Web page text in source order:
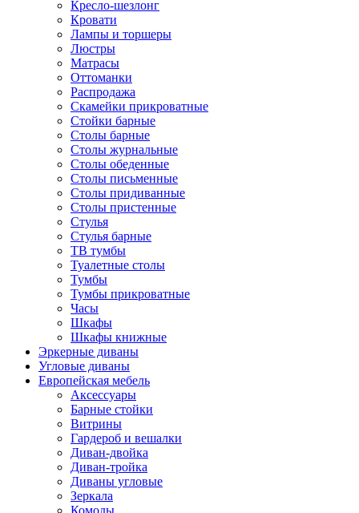
Кресло-шезлонг
Кровати
Лампы и торшеры
Люстры
Матрасы
Оттоманки
Распродажа
Скамейки прикроватные
Стойки барные
Столы барные
Столы журнальные
Столы обеденные
Столы письменные
Столы придиванные
Столы пристенные
Стулья
Стулья барные
ТВ тумбы
Туалетные столы
Тумбы
Тумбы прикроватные
Часы
Шкафы
Шкафы книжные
Эркерные диваны
Угловые диваны
Европейская мебель
Аксессуары
Барные стойки
Витрины
Гардероб и вешалки
Диван-двойка
Диван-тройка
Диваны угловые
Зеркала
Комоды